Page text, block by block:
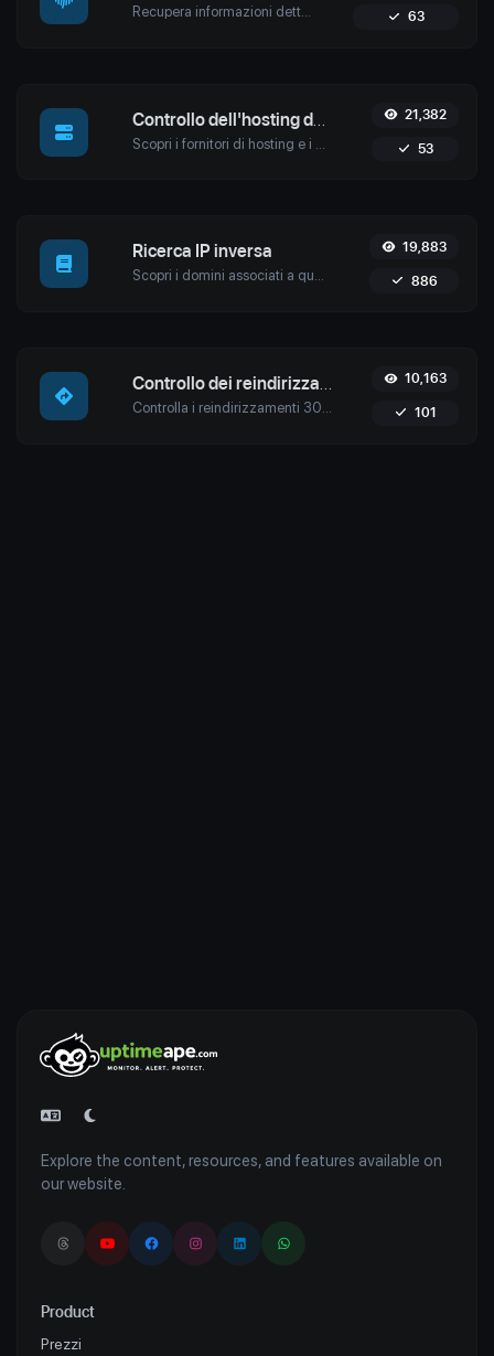
Recupera informazioni dettagliate sul dominio con lo strumento Whois Lookup di Uptime4. Scopri i dettagli di proprietà, le informazioni sul registrar, le date di scadenza e rafforza la sicurezza informatica. 63
Controllo dell'hosting del sito web 21,382
53
Ricerca IP inversa
Scopri i domini associati a qualsiasi IP utilizzando lo strumento di Reverse IP Lookup di Uptime4. Ideale per la cybersecurity, l'analisi dell'hosting web e l'ottimizzazione SEO.
19,883
886
Controllo dei reindirizzamenti URL 10,163
101
Explore the content, resources, and features available on
our website.
Product
Prezzi